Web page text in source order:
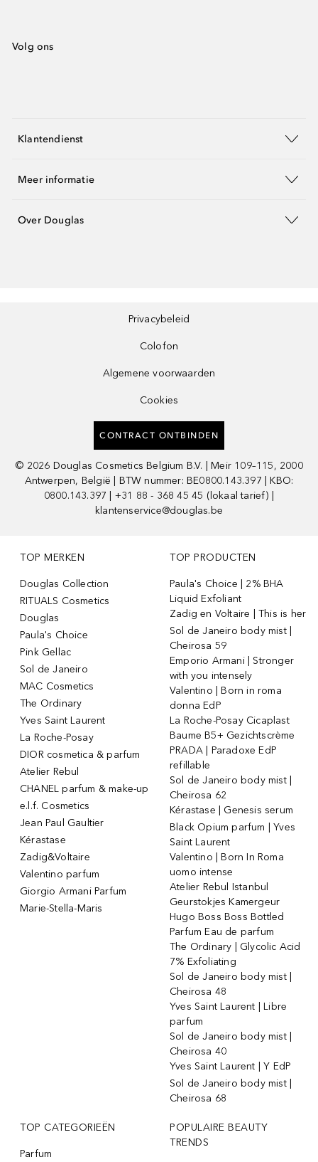
Volg ons
Klantendienst
Meer informatie
Over Douglas
Privacybeleid
Colofon
Algemene voorwaarden
Cookies
CONTRACT ONTBINDEN
© 2026 Douglas Cosmetics Belgium B.V. | Meir 109–115, 2000
Antwerpen, België | BTW nummer: BE0800.143.397 | KBO:
0800.143.397 | +31 88 - 368 45 45 (lokaal tarief) |
klantenservice@douglas.be
TOP MERKEN
Douglas Collection
RITUALS Cosmetics
Douglas
Paula's Choice
Pink Gellac
Sol de Janeiro
MAC Cosmetics
The Ordinary
Yves Saint Laurent
La Roche-Posay
DIOR cosmetica & parfum
Atelier Rebul
CHANEL parfum & make-up
e.l.f. Cosmetics
Jean Paul Gaultier
Kérastase
Zadig&Voltaire
Valentino parfum
Giorgio Armani Parfum
Marie-Stella-Maris
TOP PRODUCTEN
Paula's Choice | 2% BHA
Liquid Exfoliant
Zadig en Voltaire | This is her
Sol de Janeiro body mist |
Cheirosa 59
Emporio Armani | Stronger
with you intensely
Valentino | Born in roma
donna EdP
La Roche-Posay Cicaplast
Baume B5+ Gezichtscrème
PRADA | Paradoxe EdP
refillable
Sol de Janeiro body mist |
Cheirosa 62
Kérastase | Genesis serum
Black Opium parfum | Yves
Saint Laurent
Valentino | Born In Roma
uomo intense
Atelier Rebul Istanbul
Geurstokjes Kamergeur
Hugo Boss Boss Bottled
Parfum Eau de parfum
The Ordinary | Glycolic Acid
7% Exfoliating
Sol de Janeiro body mist |
Cheirosa 48
Yves Saint Laurent | Libre
parfum
Sol de Janeiro body mist |
Cheirosa 40
Yves Saint Laurent | Y EdP
Sol de Janeiro body mist |
Cheirosa 68
TOP CATEGORIEËN
Parfum
POPULAIRE BEAUTY
TRENDS